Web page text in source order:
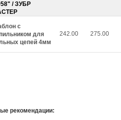
/ ЗУБР
с
для
цепей 4мм
242.00 275.00
рекомендации: